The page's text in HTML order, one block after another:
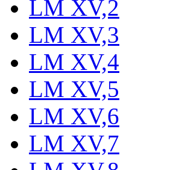
LM XV,2
LM XV,3
LM XV,4
LM XV,5
LM XV,6
LM XV,7